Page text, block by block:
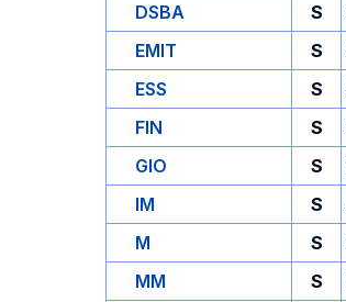
DSBA
S
EMIT
S
ESS
S
FIN
S
GIO
S
IM
S
M
S
MM
S